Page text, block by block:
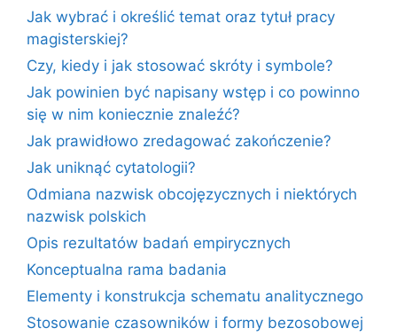
Jak wybrać i określić temat oraz tytuł pracy
magisterskiej?
Czy, kiedy i jak stosować skróty i symbole?
Jak powinien być napisany wstęp i co powinno
się w nim koniecznie znaleźć?
Jak prawidłowo zredagować zakończenie?
Jak uniknąć cytatologii?
Odmiana nazwisk obcojęzycznych i niektórych
nazwisk polskich
Opis rezultatów badań empirycznych
Konceptualna rama badania
Elementy i konstrukcja schematu analitycznego
Stosowanie czasowników i formy bezosobowej